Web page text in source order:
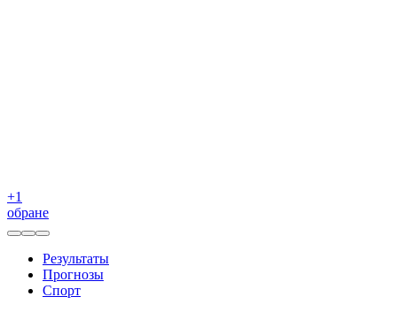
+1
обране
Результаты
Прогнозы
Спорт